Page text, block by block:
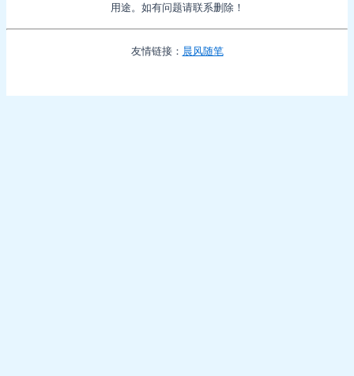
用途。如有问题请联系删除！
友情链接： 晨风随笔